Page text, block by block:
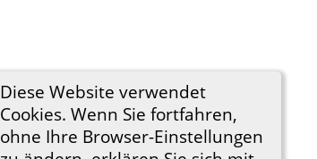
Diese Website verwendet
Cookies. Wenn Sie fortfahren,
ohne Ihre Browser-Einstellungen